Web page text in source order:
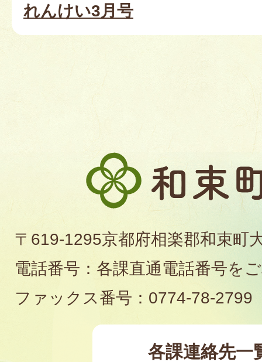
れんけい3月号
和
束
役
場
〒619-1295京都府相楽郡和束町
電話番号：各課直通電話番号を
ファックス番号：0774-78-2799
各課連絡先一